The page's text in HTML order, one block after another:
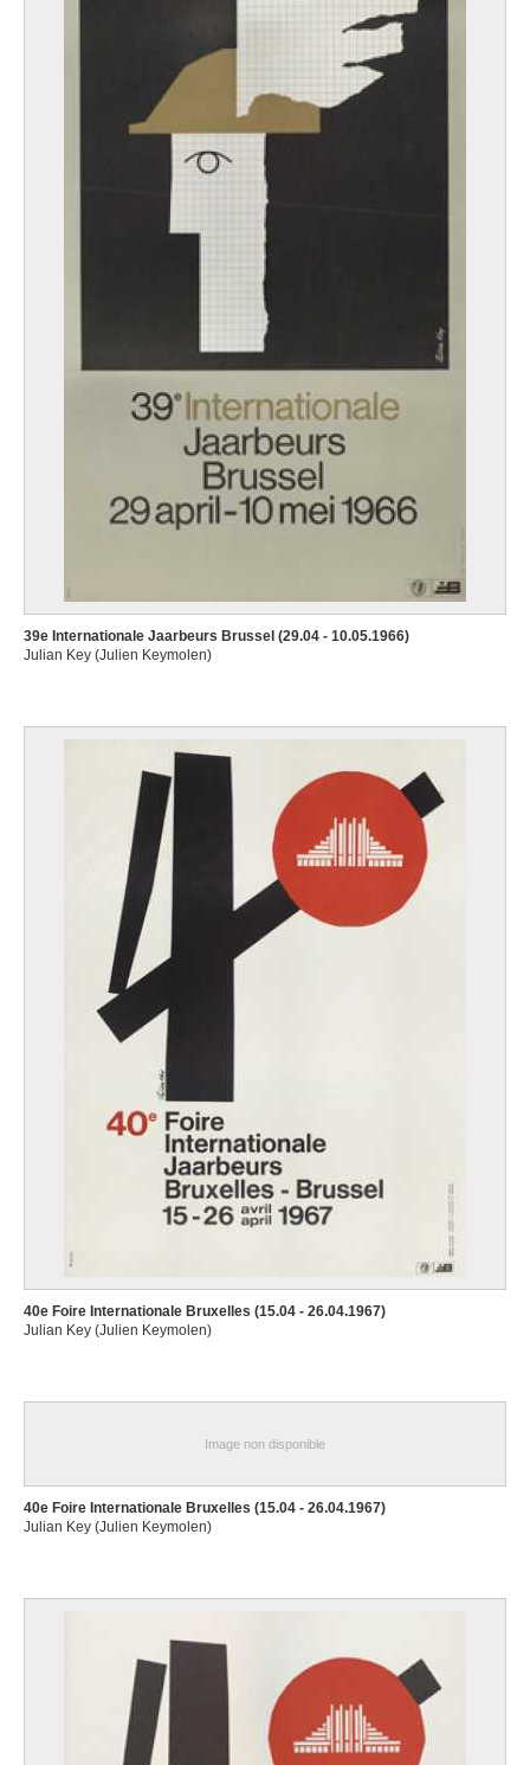
39e Internationale Jaarbeurs Brussel (29.04 - 10.05.1966)
Julian Key (Julien Keymolen)
40e Foire Internationale Bruxelles (15.04 - 26.04.1967)
Julian Key (Julien Keymolen)
Image non disponible
40e Foire Internationale Bruxelles (15.04 - 26.04.1967)
Julian Key (Julien Keymolen)